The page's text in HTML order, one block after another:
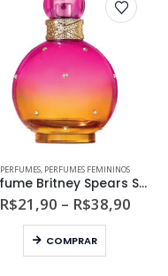
Este produto tem várias variantes. As opções podem ser escolhidas na página do produto
PERFUMES, PERFUMES FEMININOS
Perfume Britney Spears Sunset Fantasy Feminino Eau de Parfum
R$21,90 – R$38,90Faixa
COMPRAR
Este produto tem várias variantes. As opções podem ser escolhidas na página do produto